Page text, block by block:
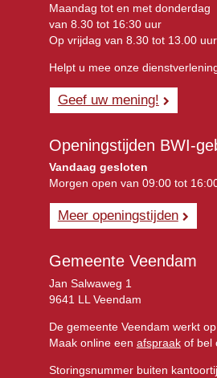
Maandag tot en met donderdag
van 8.30 tot 16:30 uur
Op vrijdag van 8.30 tot 13.00 uur
Helpt u mee onze
Geef uw mening!
Openingstijden BWI-
Vandaag gesloten
Morgen open van 09:00 tot
Meer openingstijden
Gemeente Veendam
Jan Salwaweg 1
9641 LL Veendam
De gemeente Veendam werkt
Maak online een afspraakof bel
Storingsnummer buiten